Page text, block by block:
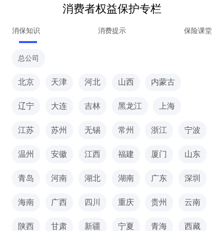
消费者权益保护专栏
消保知识 消费提示 保险课堂
总公司
北京 天津 河北 山西 内蒙古
辽宁 大连 吉林 黑龙江 上海
江苏 苏州 无锡 常州 浙江 宁波
温州 安徽 江西 福建 厦门 山东
青岛 河南 湖北 湖南 广东 深圳
海南 广西 四川 重庆 贵州 云南
陕西 甘肃 新疆 宁夏 青海 西藏